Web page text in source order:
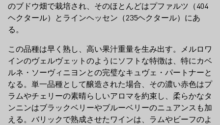
のブドウ畑で栽培され、そのほとんどはプファルツ（404
ヘクタール）とラインヘッセン（235ヘクタール）にあ
る。
この品種は早く熟し、高い果汁重量を生み出す。メルロワ
インのヴェルヴェットのようにソフトな特徴は、特にカベ
ルネ・ソーヴィニヨンとの完璧なキュヴェ・パートナーと
なる。単一品種として醸造された場合、その濃い赤色はプ
ラムやチェリーの素晴らしいアロマを約束し、柔らかなタ
ンニンはブラックベリーやブルーベリーのニュアンスも加
える。バリックで熟成させたワインは、ラムやビーフのよ